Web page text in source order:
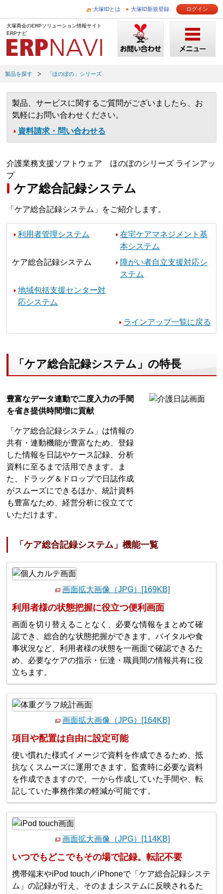
大塚IDとは 大塚ID新規登録 ログイン
大塚商会のERPソリューション情報サイト
ERPナビ
製品を探す 「ほのぼの」シリーズ
製品、サービスに関するご質問がございましたら、お
気軽にお問い合わせください。
資料請求・問い合わせる
介護業務支援ソフトウェア ほのぼのシリーズ ラインアッ
プ
ケア総合記録システム
「ケア総合記録システム」をご紹介します。
利用者管理システム
在宅ケアマネジメント基
本システム
ケア総合記録システム
障がい者自立支援対応シ
ステム
地域包括支援センター対
応システム
ラインアップ一覧に戻る
「ケア総合記録システム」の特長
豊富なデータ連動で二度入力の手間
を省き提供時間増に貢献
「ケア総合記録システム」は情報の
共有・連動機能が豊富なため、登録
した情報を日誌やケース記録、分析
資料に至るまで活用できます。ま
た、ドラッグ＆ドロップで日誌作成
がスムーズにできるほか、統計資料
も豊富なため、経営分析に役立てて
いただけます。
「ケア総合記録システム」機能一覧
画面拡大画像（JPG）[169KB]
利用者様の状態把握に役立つ便利画面
画面を切り替えることなく、必要な情報をまとめて確
認でき、総合的な状態把握ができます。バイタルや食
事状況など、利用者様の状態を一画面で確認できるた
め、必要なケアの指示・伝達・職員間の情報共有に役
立ちます。
画面拡大画像（JPG）[164KB]
項目や配置は自由に設定可能
使い慣れた様式イメージで資料を作成できるため、抵
抗なくスムーズに運用できます。監査時に必要な資料
を作成できますので、一から作成していた手間や、転
記していた事務作業の軽減が可能です。
画面拡大画像（JPG）[114KB]
いつでもどこでもその場で記録。転記不要
携帯端末やiPod touch／iPhoneで「ケア総合記録システ
ム」の記録が行え、そのままシステムに反映されるた